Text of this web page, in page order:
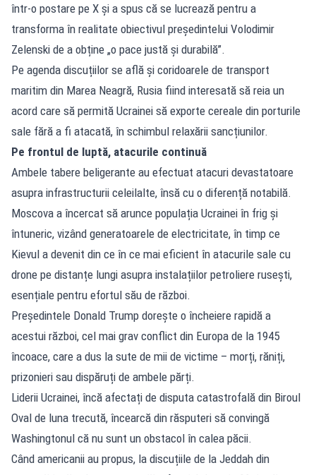
într-o postare pe X și a spus că se lucrează pentru a
transforma în realitate obiectivul președintelui Volodimir
Zelenski de a obține „o pace justă și durabilă”.
Pe agenda discuțiilor se află și coridoarele de transport
maritim din Marea Neagră, Rusia fiind interesată să reia un
acord care să permită Ucrainei să exporte cereale din porturile
sale fără a fi atacată, în schimbul relaxării sancțiunilor.
Pe frontul de luptă, atacurile continuă
Ambele tabere beligerante au efectuat atacuri devastatoare
asupra infrastructurii celeilalte, însă cu o diferență notabilă.
Moscova a încercat să arunce populația Ucrainei în frig și
întuneric, vizând generatoarele de electricitate, în timp ce
Kievul a devenit din ce în ce mai eficient în atacurile sale cu
drone pe distanțe lungi asupra instalațiilor petroliere rusești,
esențiale pentru efortul său de război.
Președintele Donald Trump dorește o încheiere rapidă a
acestui război, cel mai grav conflict din Europa de la 1945
încoace, care a dus la sute de mii de victime – morți, răniți,
prizonieri sau dispăruți de ambele părți.
Liderii Ucrainei, încă afectați de disputa catastrofală din Biroul
Oval de luna trecută, încearcă din răsputeri să convingă
Washingtonul că nu sunt un obstacol în calea păcii.
Când americanii au propus, la discuțiile de la Jeddah din